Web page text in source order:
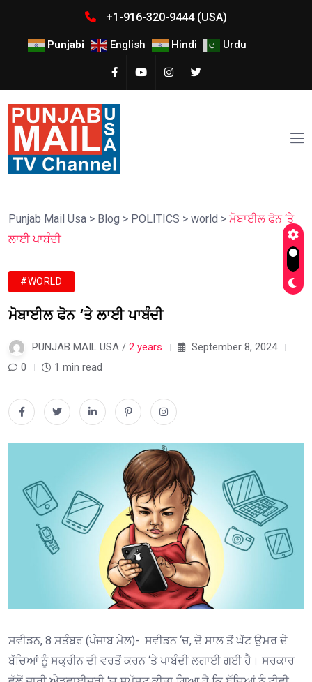
+1-916-320-9444 (USA)
Punjabi English Hindi Urdu
Punjab Mail Usa > Blog > POLITICS > world > ਮੋਬਾਈਲ ਫੋਨ ‘ਤੇ
ਲਾਈ ਪਾਬੰਦੀ
#WORLD
ਮੋਬਾਈਲ ਫੋਨ ‘ਤੇ ਲਾਈ ਪਾਬੰਦੀ
PUNJAB MAIL USA / 2 years
September 8, 2024
0
1 min read
ਸਵੀਡਨ, 8 ਸਤੰਬਰ (ਪੰਜਾਬ ਮੇਲ)- ਸਵੀਡਨ ‘ਚ, ਦੋ ਸਾਲ ਤੋਂ ਘੱਟ ਉਮਰ ਦੇ
ਬੱਚਿਆਂ ਨੂੰ ਸਕ੍ਰੀਨ ਦੀ ਵਰਤੋਂ ਕਰਨ ‘ਤੇ ਪਾਬੰਦੀ ਲਗਾਈ ਗਈ ਹੈ। ਸਰਕਾਰ